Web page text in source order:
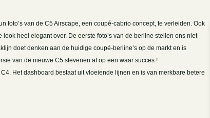
foto’s van de C5 Airscape, een coupé-cabrio concept, te verleiden. Ook
heel elegant over. De eerste foto’s van de berline stellen ons niet
doet denken aan de huidige coupé-berline’s op de markt en is
van de nieuwe C5 stevenen af op een waar succes !
Het dashboard bestaat uit vloeiende lijnen en is van merkbare betere